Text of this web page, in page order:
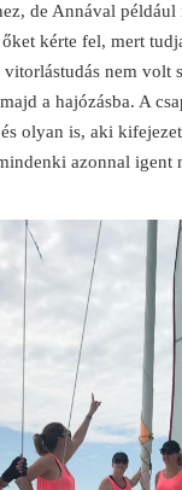
de Annával
kérte fel, mert
nem volt
a hajózásba. A
olyan is, aki
azonnal igent